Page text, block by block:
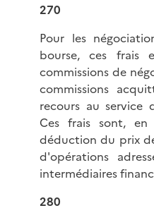
270
Pour les
bourse, ces frais
commissions de
commissions
recours au service
Ces frais sont, en
déduction du prix
d'opérations
intermédiaires
280